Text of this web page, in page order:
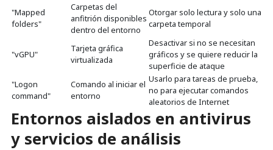
"Mapped
folders"
Carpetas del
anfitrión disponibles
dentro del entorno
Otorgar solo lectura y solo una
carpeta temporal
"vGPU"
Tarjeta gráfica
virtualizada
Desactivar si no se necesitan
gráficos y se quiere reducir la
superficie de ataque
"Logon
command"
Comando al iniciar el
entorno
Usarlo para tareas de prueba,
no para ejecutar comandos
aleatorios de Internet
Entornos aislados en antivirus
y servicios de análisis